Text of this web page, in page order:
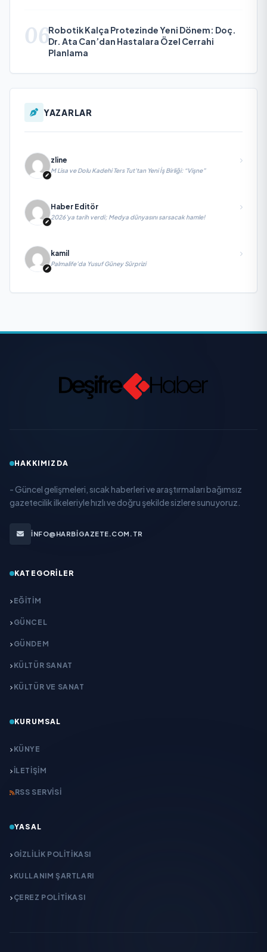
06Robotik Kalça Protezinde Yeni Dönem: Doç.
Dr. Ata Can’dan Hastalara Özel Cerrahi
Planlama
YAZARLAR
zline
M Lisa ve Dolu Kadehi Ters Tut’tan Yeni İş Birliği: “Vişne”
Haber Editör
2026’ya tarih verdi; Medya dünyasını sarsacak hamle!
kamil
Palmalife’da Yusuf Güney Sürprizi
HAKKIMIZDA
- Güncel gelişmeleri, sıcak haberleri ve araştırmaları bağımsız
gazetecilik ilkeleriyle hızlı ve doğru şekilde sizlere sunuyoruz.
INFO@HARBIGAZETE.COM.TR
KATEGORILER
EĞITIM
GÜNCEL
GÜNDEM
KÜLTÜR SANAT
KÜLTÜR VE SANAT
KURUMSAL
KÜNYE
İLETIŞIM
RSS SERVISI
YASAL
GIZLILIK POLITIKASI
KULLANIM ŞARTLARI
ÇEREZ POLITIKASI